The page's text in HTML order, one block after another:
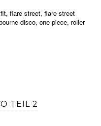
, flare street, flare street
disco, one piece, roller
TEIL 2